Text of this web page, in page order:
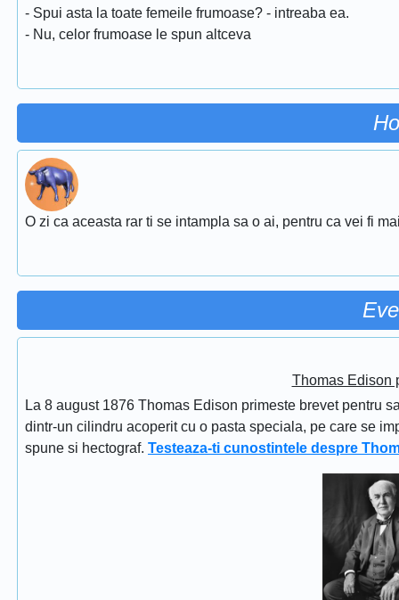
- Spui asta la toate femeile frumoase? - intreaba ea.
- Nu, celor frumoase le spun altceva
O zi ca aceasta rar ti se intampla sa o ai, pentru ca vei fi
Thomas Edison
La 8 august 1876 Thomas Edison primeste brevet pentru
dintr-un cilindru acoperit cu o pasta speciala, pe care se
spune si hectograf. Testeaza-ti cunostintele despre